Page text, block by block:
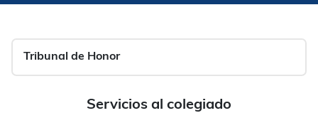
Servicios al colegiado
Tribunal de Honor